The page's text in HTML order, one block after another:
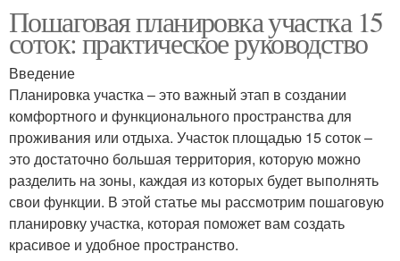
Пошаговая планировка участка 15
соток: практическое руководство
Введение
Планировка участка – это важный этап в создании
комфортного и функционального пространства для
проживания или отдыха. Участок площадью 15 соток –
это достаточно большая территория, которую можно
разделить на зоны, каждая из которых будет выполнять
свои функции. В этой статье мы рассмотрим пошаговую
планировку участка, которая поможет вам создать
красивое и удобное пространство.